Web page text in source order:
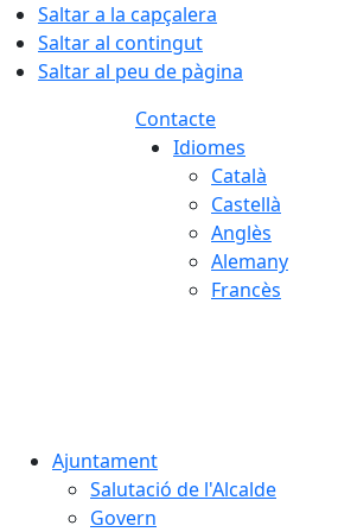
Saltar a la capçalera
Saltar al contingut
Saltar al peu de pàgina
Contacte
Idiomes
Català
Castellà
Anglès
Alemany
Francès
Ajuntament
Salutació de l'Alcalde
Govern